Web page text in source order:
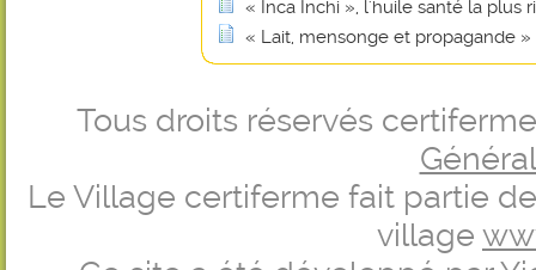
« Inca Inchi », l'huile santé la plus
« Lait, mensonge et propagande »
Tous droits réservés
Le Village certiferme fait partie
village